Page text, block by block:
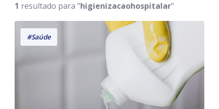
1 resultado para "higienizacaohospitalar"
#Saúde